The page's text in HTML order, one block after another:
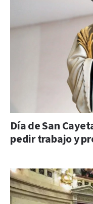
Día de San
pedir trabajo y